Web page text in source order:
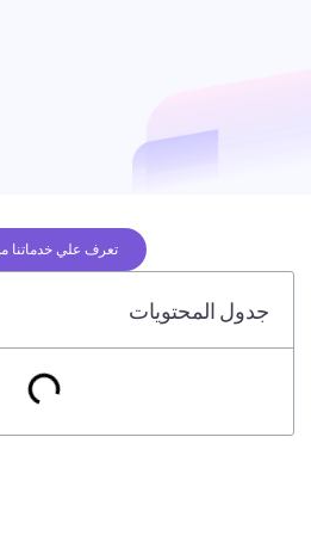
تعرف علي خدماتنا من هنا
جدول المحتويات